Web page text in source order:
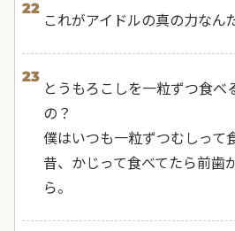
22
これがアイドルの真の力なん
23
とうもろこしを一粒ずつ食べ
の？
僕はいつも一粒ずつむしって
昔、かじって食べてたら前歯
ら。